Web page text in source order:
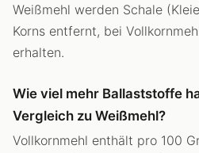
Weißmehl werden Schale
Korns entfernt, bei
erhalten.
Wie viel mehr Ballaststoffe
Vergleich zu Weißmehl?
Vollkornmehl enthält pro 100